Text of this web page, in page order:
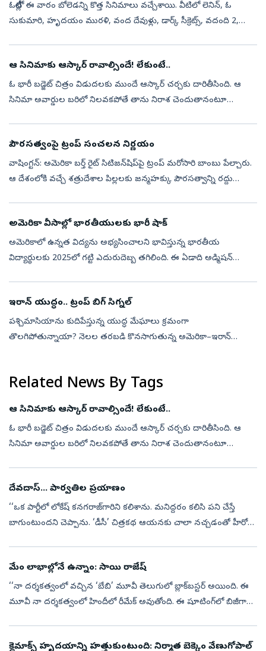
ఓటీటీల్లో ఈ వారం బోలెడన్ని కొత్త సినిమాలు వచ్చేశాయి. వీటిలో లెనిన్, ఓ
సుకుమారి, హృదయం మురళి, వంద దేవుళ్లు, డార్క్ సీక్రెట్స్, వదంది 2,
ఆ సినిమాకు ఆస్కార్‌ రావాల్సిందే! లేకుంటే..
ఓ భారీ బడ్జెట్‌ చిత్రం విడుదలకు ముందే ఆస్కార్‌ చర్చకు దారితీసింది. ఆ
సినిమా అవార్డుల బరిలో నిలవకపోతే తాను నిరాశ చెందుతానంటూ
పౌరసత్వంపై ట్రంప్ సంచలన నిర్ణయం
వాషింగ్టన్‌: అమెరికా బర్త్‌ రైట్‌ సిటిజన్‌షిప్‌పై ట్రంప్‌ మరోసారి బాంబు పేల్చారు.
ఆ దేశంలోకి వచ్చే శత్రుదేశాల పిల్లలకు జన్మహక్కు పౌరసత్వాన్ని రద్దు
అమెరికా వీసాల్లో భారతీయులకు భారీ షాక్
అమెరికాలో ఉన్నత విద్యను అభ్యసించాలని భావిస్తున్న భారతీయ
విద్యార్థులకు 2025లో గట్టి ఎదురుదెబ్బ తగిలింది. ఈ ఏడాది అడ్మిషన్
ఇరాన్‌ యుద్ధం.. ట్రంప్‌ బిగ్‌ సిగ్నల్‌
పశ్చిమాసియాను కుదిపేస్తున్న యుద్ధ మేఘాలు క్రమంగా
తొలగిపోతున్నాయా? నెలల తరబడి కొనసాగుతున్న అమెరికా–ఇరాన్‌
Related News By Tags
ఆ సినిమాకు ఆస్కార్‌ రావాల్సిందే! లేకుంటే..
ఓ భారీ బడ్జెట్‌ చిత్రం విడుదలకు ముందే ఆస్కార్‌ చర్చకు దారితీసింది. ఆ
సినిమా అవార్డుల బరిలో నిలవకపోతే తాను నిరాశ చెందుతానంటూ
దేవదాస్‌... పార్వతిల ప్రయాణం
‘‘ఒక పార్టీలో లోకేష్‌ కనగరాజ్‌గారిని కలిశాను. మనిద్దరం కలిసి పని చేస్తే
బాగుంటుందని చెప్పాను. ‘డీసీ’ చిత్రకథ ఆయనకు చాలా నచ్చడంతో హీరోగా
మేం లాభాల్లోనే ఉన్నాం: సాయి రాజేష్‌
‘‘నా దర్శకత్వంలో వచ్చిన ‘బేబి’ మూవీ తెలుగులో బ్లాక్‌బస్టర్‌ అయింది. ఈ
మూవీ నా దర్శకత్వంలో హిందీలో రీమేక్‌ అవుతోంది. ఈ షూటింగ్‌లో బిజీగా
క్లైమాక్స్‌ హృదయాన్ని హత్తుకుంటుంది: నిర్మాత బెక్కెం వేణుగోపాల్‌